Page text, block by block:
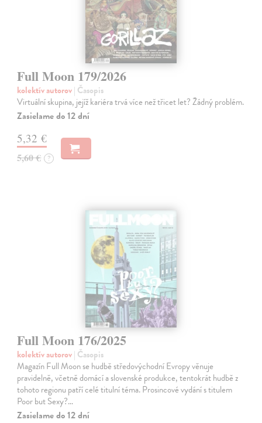
Full Moon 179/2026
kolektív autorov| Časopis
Virtuální skupina, jejíž kariéra trvá více než třicet let? Žádný problém.
Zasielame do 12 dní
5,32 €
5,60 € ?
Full Moon 176/2025
kolektív autorov| Časopis
Magazín Full Moon se hudbě středovýchodní Evropy věnuje
pravidelně, včetně domácí a slovenské produkce, tentokrát hudbě z
tohoto regionu patří celé titulní téma. Prosincové vydání s titulem
Poor but Sexy?…
Zasielame do 12 dní